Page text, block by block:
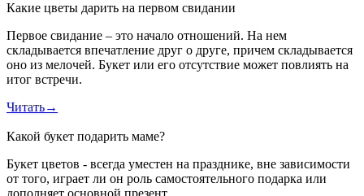
Какие цветы дарить на первом свидании
Первое свидание – это начало отношений. На нем
складывается впечатление друг о друге, причем складывается
оно из мелочей. Букет или его отсутствие может повлиять на
итог встречи.
Читать→
Какой букет подарить маме?
Букет цветов - всегда уместен на празднике, вне зависимости
от того, играет ли он роль самостоятельного подарка или
дополняет основной презент.